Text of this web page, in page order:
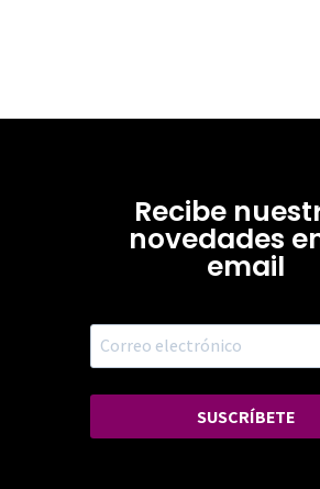
Recibe
novedades
email
SUSCRÍBETE